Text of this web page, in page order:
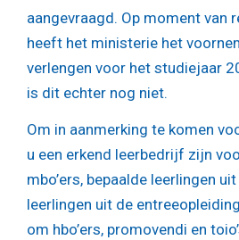
aangevraagd. Op moment van
heeft het ministerie het
verlengen voor het studiejaar
is dit echter nog niet.
Om in aanmerking te komen
u een erkend leerbedrijf zijn
mbo’ers, bepaalde leerlingen
leerlingen uit de
om hbo’ers, promovendi en